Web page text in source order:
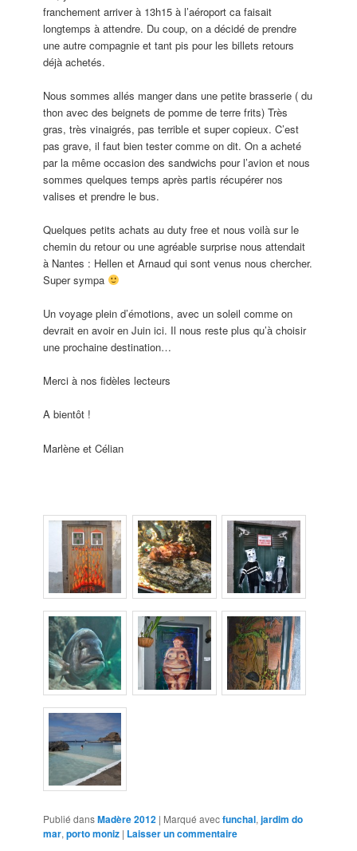
franchement arriver à 13h15 à l’aéroport ca faisait
longtemps à attendre. Du coup, on a décidé de prendre
une autre compagnie et tant pis pour les billets retours
déjà achetés.
Nous sommes allés manger dans une petite brasserie ( du
thon avec des beignets de pomme de terre frits) Très
gras, très vinaigrés, pas terrible et super copieux. C’est
pas grave, il faut bien tester comme on dit. On a acheté
par la même occasion des sandwichs pour l’avion et nous
sommes quelques temps après partis récupérer nos
valises et prendre le bus.
Quelques petits achats au duty free et nous voilà sur le
chemin du retour ou une agréable surprise nous attendait
à Nantes : Hellen et Arnaud qui sont venus nous chercher.
Super sympa
Un voyage plein d’émotions, avec un soleil comme on
devrait en avoir en Juin ici. Il nous reste plus qu’à choisir
une prochaine destination…
Merci à nos fidèles lecteurs
A bientôt !
Marlène et Célian
Publié dansMadère 2012 | Marqué avecfunchal,jardim do
mar,porto moniz | Laisser un commentaire